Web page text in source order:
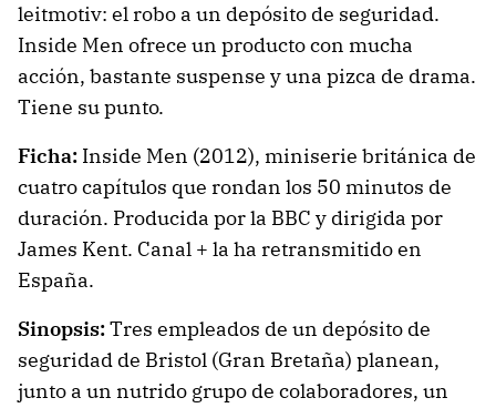
leitmotiv: el robo a un depósito de seguridad.
Inside Men ofrece un producto con mucha
acción, bastante suspense y una pizca de drama.
Tiene su punto.
Ficha: Inside Men (2012), miniserie británica de
cuatro capítulos que rondan los 50 minutos de
duración. Producida por la BBC y dirigida por
James Kent. Canal + la ha retransmitido en
España.
Sinopsis:Tres empleados de un depósito de
seguridad de Bristol (Gran Bretaña) planean,
junto a un nutrido grupo de colaboradores, un